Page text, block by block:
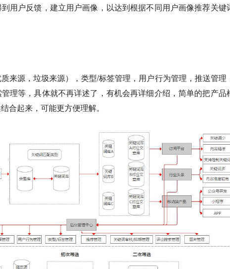
用户反馈，建立用户画像，以达到根据不同用户画像推荐关键
来源，垃圾来源），类型/标签管理，用户行为管理，推送管理
理等，具体就不再详述了，有机会再详细介绍，简单的把产品
合起来，可能更方便理解。